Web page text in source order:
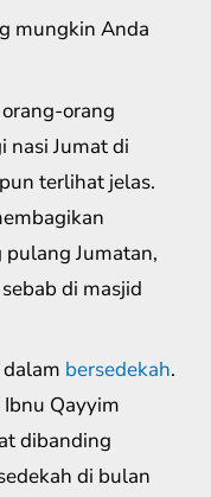
mungkin Anda
orang
nasi Jumat di
terlihat jelas.
pulang Jumatan,
di masjid
bersedekah.
Qayyim
dibanding
di bulan